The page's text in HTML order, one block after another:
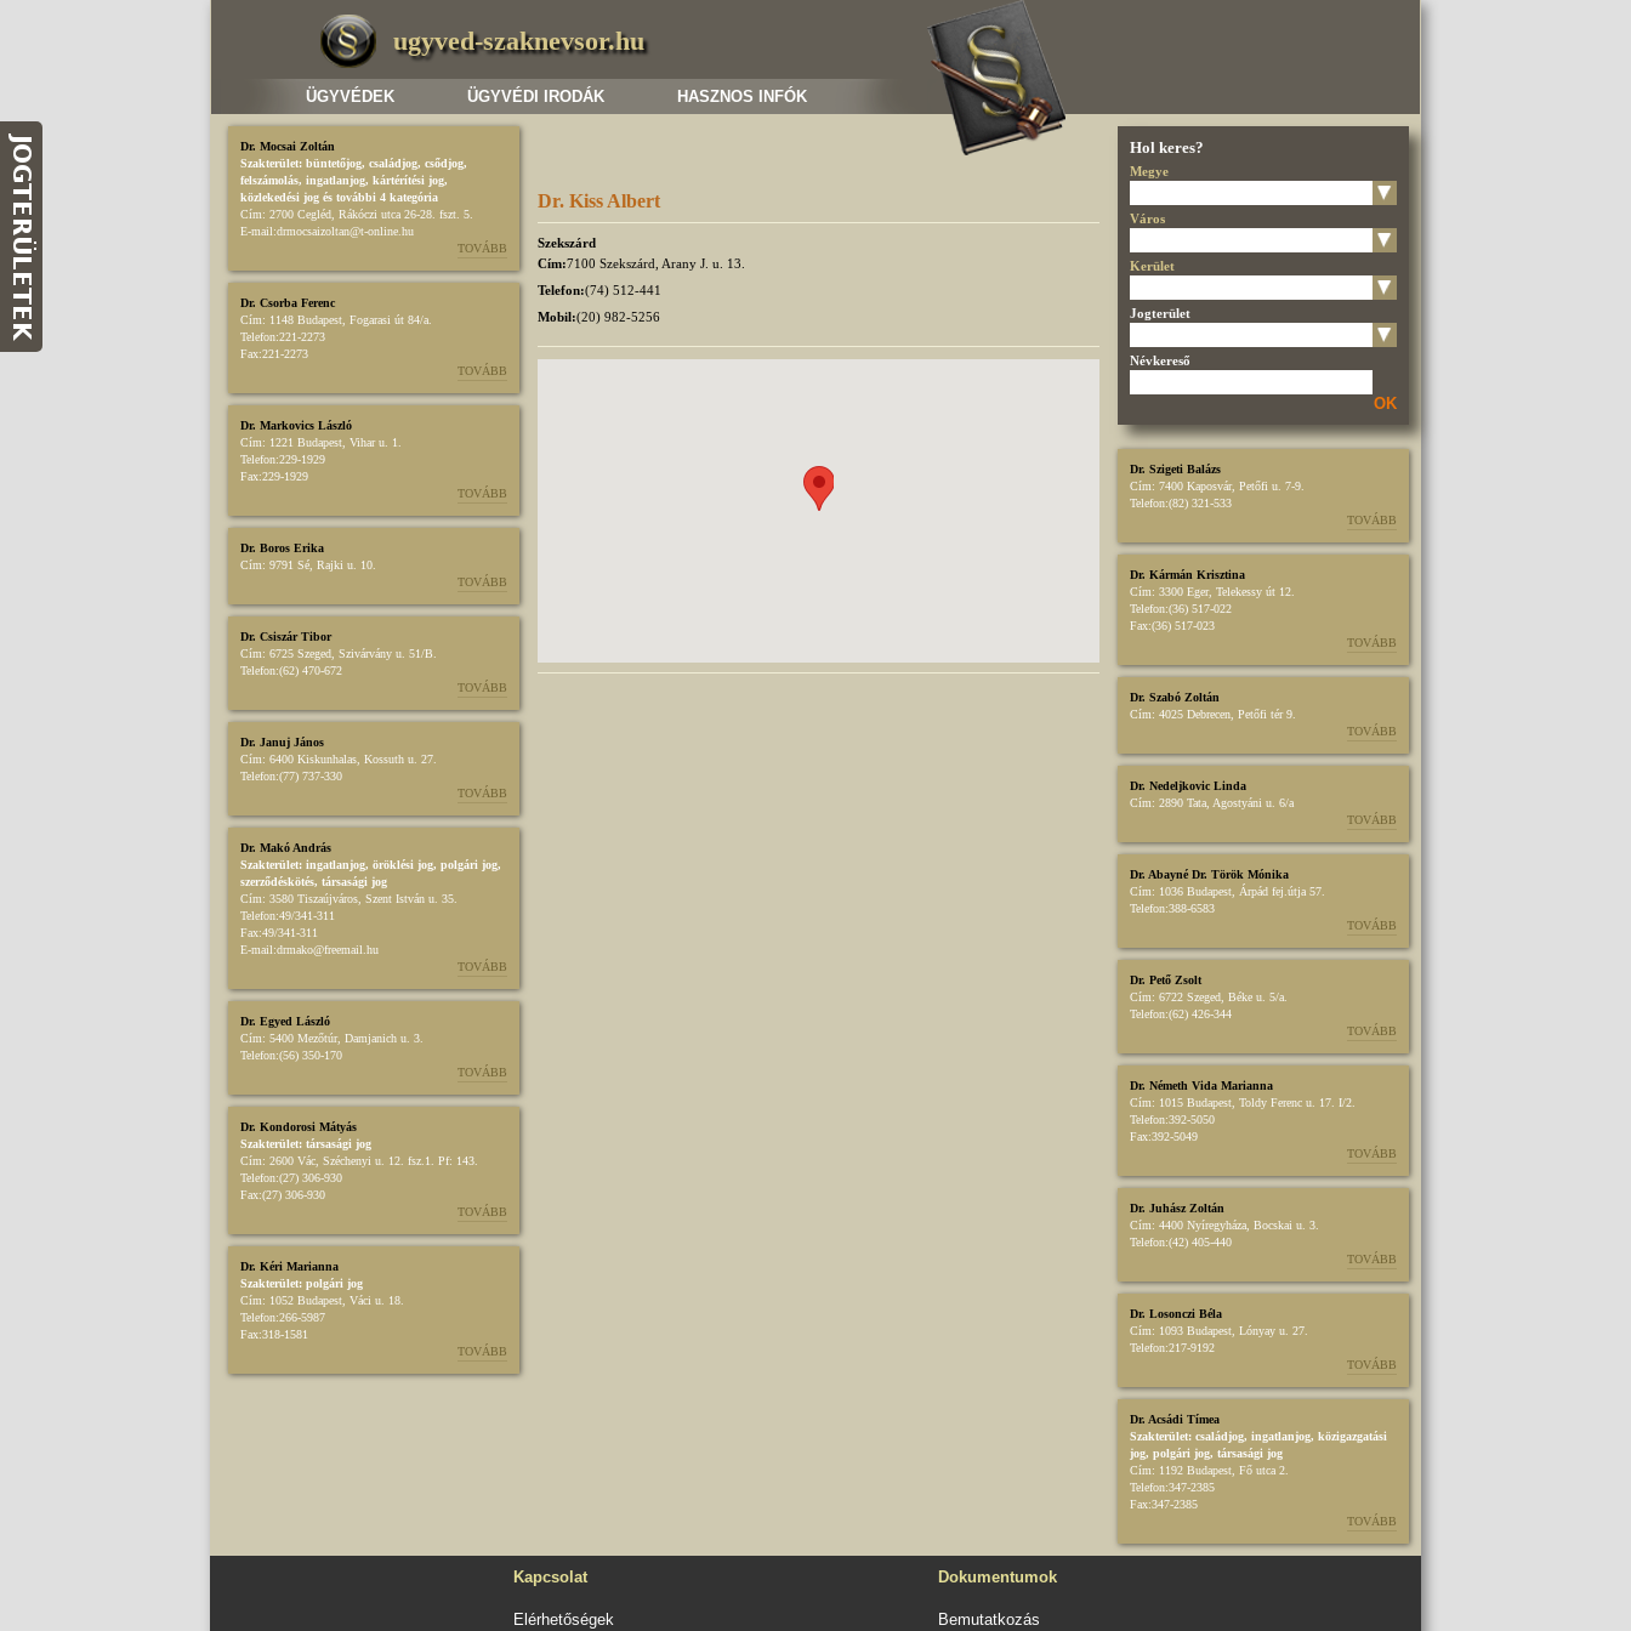
ugyved-szaknevsor.hu
ÜGYVÉDEK ÜGYVÉDI IRODÁK HASZNOS INFÓK
Dr. Mocsai Zoltán
Szakterület: büntetőjog, családjog, csődjog,
felszámolás, ingatlanjog, kártérítési jog,
közlekedési jog és további 4 kategória
Cím: 2700 Cegléd, Rákóczi utca 26-28. fszt. 5.
E-mail:drmocsaizoltan@t-online.hu
TOVÁBB
Dr. Csorba Ferenc
Cím: 1148 Budapest, Fogarasi út 84/a.
Telefon:221-2273
Fax:221-2273
TOVÁBB
Dr. Markovics László
Cím: 1221 Budapest, Vihar u. 1.
Telefon:229-1929
Fax:229-1929
TOVÁBB
Dr. Boros Erika
Cím: 9791 Sé, Rajki u. 10.
TOVÁBB
Dr. Csiszár Tibor
Cím: 6725 Szeged, Szivárvány u. 51/B.
Telefon:(62) 470-672
TOVÁBB
Dr. Januj János
Cím: 6400 Kiskunhalas, Kossuth u. 27.
Telefon:(77) 737-330
TOVÁBB
Dr. Makó András
Szakterület: ingatlanjog, öröklési jog, polgári jog,
szerződéskötés, társasági jog
Cím: 3580 Tiszaújváros, Szent István u. 35.
Telefon:49/341-311
Fax:49/341-311
E-mail:drmako@freemail.hu
TOVÁBB
Dr. Egyed László
Cím: 5400 Mezőtúr, Damjanich u. 3.
Telefon:(56) 350-170
TOVÁBB
Dr. Kondorosi Mátyás
Szakterület: társasági jog
Cím: 2600 Vác, Széchenyi u. 12. fsz.1. Pf: 143.
Telefon:(27) 306-930
Fax:(27) 306-930
TOVÁBB
Dr. Kéri Marianna
Szakterület: polgári jog
Cím: 1052 Budapest, Váci u. 18.
Telefon:266-5987
Fax:318-1581
TOVÁBB
Dr. Kiss Albert
Szekszárd
Cím:7100 Szekszárd, Arany J. u. 13.
Telefon:(74) 512-441
Mobil:(20) 982-5256
Hol keres?
Megye
Város
Kerület
Jogterület
Névkereső
OK
Dr. Szigeti Balázs
Cím: 7400 Kaposvár, Petőfi u. 7-9.
Telefon:(82) 321-533
TOVÁBB
Dr. Kármán Krisztina
Cím: 3300 Eger, Telekessy út 12.
Telefon:(36) 517-022
Fax:(36) 517-023
TOVÁBB
Dr. Szabó Zoltán
Cím: 4025 Debrecen, Petőfi tér 9.
TOVÁBB
Dr. Nedeljkovic Linda
Cím: 2890 Tata, Agostyáni u. 6/a
TOVÁBB
Dr. Abayné Dr. Török Mónika
Cím: 1036 Budapest, Árpád fej.útja 57.
Telefon:388-6583
TOVÁBB
Dr. Pető Zsolt
Cím: 6722 Szeged, Béke u. 5/a.
Telefon:(62) 426-344
TOVÁBB
Dr. Németh Vida Marianna
Cím: 1015 Budapest, Toldy Ferenc u. 17. I/2.
Telefon:392-5050
Fax:392-5049
TOVÁBB
Dr. Juhász Zoltán
Cím: 4400 Nyíregyháza, Bocskai u. 3.
Telefon:(42) 405-440
TOVÁBB
Dr. Losonczi Béla
Cím: 1093 Budapest, Lónyay u. 27.
Telefon:217-9192
TOVÁBB
Dr. Acsádi Tímea
Szakterület: családjog, ingatlanjog, közigazgatási
jog, polgári jog, társasági jog
Cím: 1192 Budapest, Fő utca 2.
Telefon:347-2385
Fax:347-2385
TOVÁBB
Kapcsolat
Elérhetőségek
Dokumentumok
Bemutatkozás